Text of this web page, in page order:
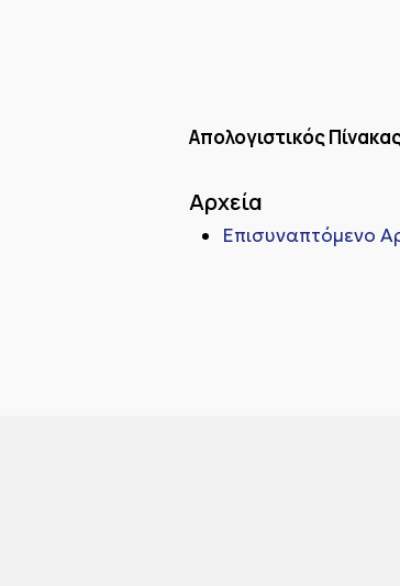
Απολογιστικός
Αρχεία
Επισυναπτόμενο